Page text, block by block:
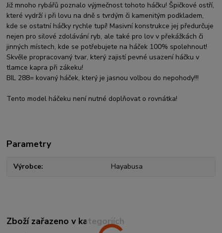
Již mnoho rybářů poznalo výjmečnost tohoto háčku! Špičkové ostří,
které vydrží i při lovu na dně s tvrdým či kamenitým podkladem,
kde se ostatní háčky rychle tupí! Masivní konstrukce jej předurčuje
nejen pro silové zdolávání ryb, ale také pro lov v překážkách či
jinných místech, kde se potřebujete na háček 100% spolehnout!
Skvěle propracovaný tvar, který zajistí pevné usazení háčku v
tlamce kapra při zákeku!
BIL 288= kovaný háček, který je jasnou volbou do nepohody!!!
Tento model háčeku není nutné doplňovat o rovnátka!
Parametry
Výrobce Hayabusa
Zboží zařazeno v kategoriích